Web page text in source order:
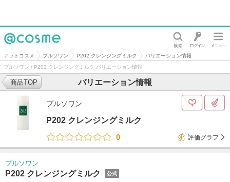
@cosme
アットコスメ プルソワン P202 クレンジングミルク
バリエーション情報
プルソワン / P202 クレンジングミルク バリエーション情報
バリエーション情報
商品TOP
プルソワン
P202 クレンジングミルク
0
評価グラフ
プルソワン
P202 クレンジングミルク 公式